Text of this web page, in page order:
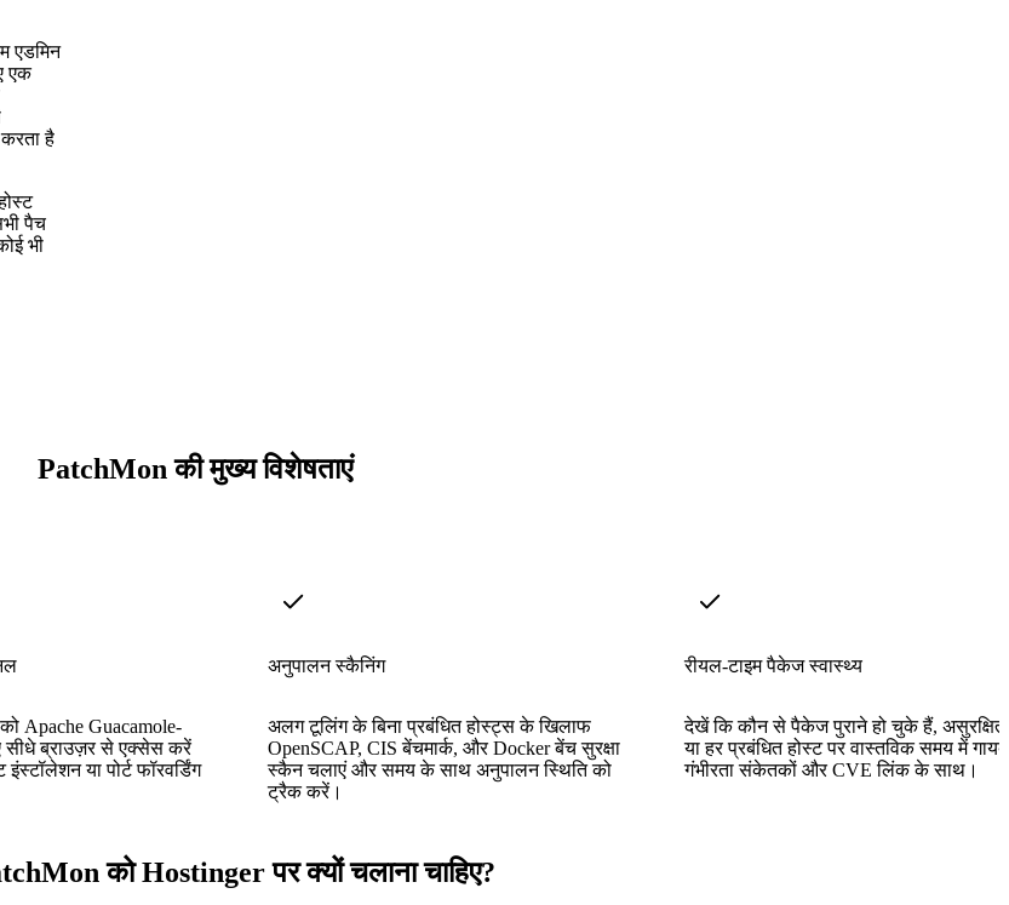
एडमिन
एक
है
पैच
भी
PatchMon की मुख्य विशेषताएं
Apache Guacamole-
सीधे ब्राउज़र से एक्सेस करें
या पोर्ट फॉरवर्डिंग
अनुपालन स्कैनिंग
अलग टूलिंग के बिना प्रबंधित होस्ट्स के खिलाफ
OpenSCAP, CIS बेंचमार्क, और Docker बेंच सुरक्षा
स्कैन चलाएं और समय के साथ अनुपालन स्थिति को
ट्रैक करें।
रीयल-टाइम पैकेज स्वास्थ्य
देखें कि कौन से पैकेज पुराने हो चुके हैं, असुरक्षित
या हर प्रबंधित होस्ट पर वास्तविक समय में
गंभीरता संकेतकों और CVE लिंक के साथ।
को Hostinger पर क्यों चलाना चाहिए?